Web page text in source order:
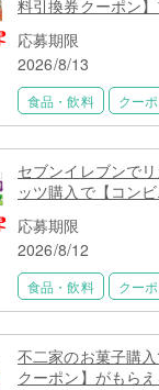
料引換券クーポン
応募期限
2026/8/13
食品・飲料 クー
セブンイレブンで
ッツ購入で【コン
応募期限
2026/8/12
食品・飲料 クー
不二家のお菓子購
クーポン】がもら